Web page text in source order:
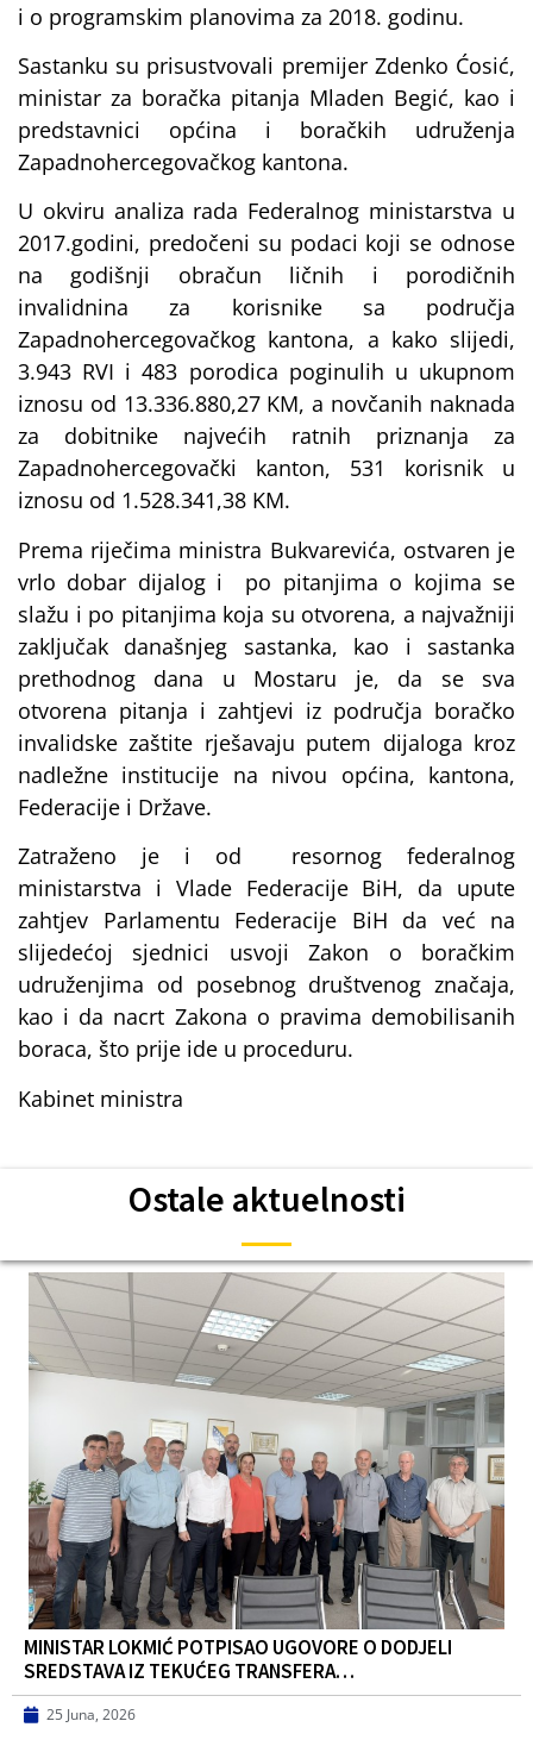
i o programskim planovima za 2018. godinu.
Sastanku su prisustvovali premijer Zdenko Ćosić,
ministar za boračka pitanja Mladen Begić, kao i
predstavnici općina i boračkih udruženja
Zapadnohercegovačkog kantona.
U okviru analiza rada Federalnog ministarstva u
2017.godini, predočeni su podaci koji se odnose
na godišnji obračun ličnih i porodičnih
invalidnina za korisnike sa područja
Zapadnohercegovačkog kantona, a kako slijedi,
3.943 RVI i 483 porodica poginulih u ukupnom
iznosu od 13.336.880,27 KM, a novčanih naknada
za dobitnike najvećih ratnih priznanja za
Zapadnohercegovački kanton, 531 korisnik u
iznosu od 1.528.341,38 KM.
Prema riječima ministra Bukvarevića, ostvaren je
vrlo dobar dijalog i po pitanjima o kojima se
slažu i po pitanjima koja su otvorena, a najvažniji
zaključak današnjeg sastanka, kao i sastanka
prethodnog dana u Mostaru je, da se sva
otvorena pitanja i zahtjevi iz područja boračko
invalidske zaštite rješavaju putem dijaloga kroz
nadležne institucije na nivou općina, kantona,
Federacije i Države.
Zatraženo je i od resornog federalnog
ministarstva i Vlade Federacije BiH, da upute
zahtjev Parlamentu Federacije BiH da već na
slijedećoj sjednici usvoji Zakon o boračkim
udruženjima od posebnog društvenog značaja,
kao i da nacrt Zakona o pravima demobilisanih
boraca, što prije ide u proceduru.
Kabinet ministra
Ostale aktuelnosti
MINISTAR LOKMIĆ POTPISAO UGOVORE O DODJELI
SREDSTAVA IZ TEKUĆEG TRANSFERA…
25 Juna, 2026